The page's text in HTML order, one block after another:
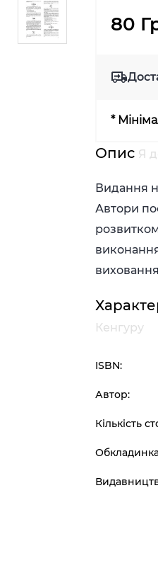
80
*
Опис Я
Видання
Автори
Кенгуру
ISBN:
Автор:
Кількість